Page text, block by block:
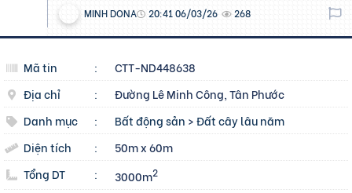
MINH DONA 20:41 06/03/26 268
Mã tin :
CTT-ND448638
Địa chỉ
:
Đường Lê Minh Công, Tân Phước
Danh mục
: Bất động sản >Đất cây lâu năm
Diện tích
:
50m x 60m
Tổng DT
: 3000m2